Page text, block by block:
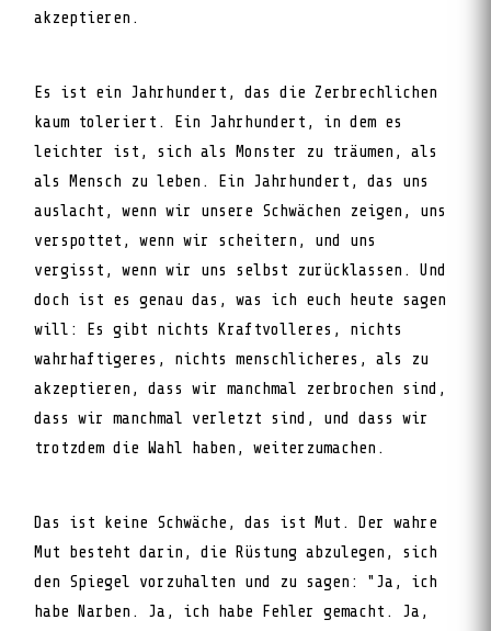
akzeptieren.
Es ist ein Jahrhundert, das die Zerbrechlichen
kaum toleriert. Ein Jahrhundert, in dem es
leichter ist, sich als Monster zu träumen, als
als Mensch zu leben. Ein Jahrhundert, das uns
auslacht, wenn wir unsere Schwächen zeigen, uns
verspottet, wenn wir scheitern, und uns
vergisst, wenn wir uns selbst zurücklassen. Und
doch ist es genau das, was ich euch heute sagen
will: Es gibt nichts Kraftvolleres, nichts
wahrhaftigeres, nichts menschlicheres, als zu
akzeptieren, dass wir manchmal zerbrochen sind,
dass wir manchmal verletzt sind, und dass wir
trotzdem die Wahl haben, weiterzumachen.
Das ist keine Schwäche, das ist Mut. Der wahre
Mut besteht darin, die Rüstung abzulegen, sich
den Spiegel vorzuhalten und zu sagen: "Ja, ich
habe Narben. Ja, ich habe Fehler gemacht. Ja,